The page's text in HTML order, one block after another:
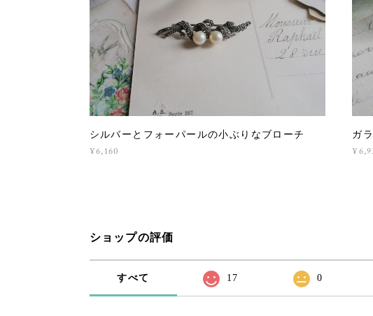
シルバーとフォーパールの小ぶりなブローチ
¥6,160
ガ
ショップの評価
すべて 17 0